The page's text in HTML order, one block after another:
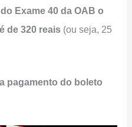
Exame 40 da OAB o
de 320 reais (ou seja, 25
pagamento do boleto